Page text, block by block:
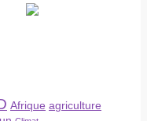
Afrique agriculture